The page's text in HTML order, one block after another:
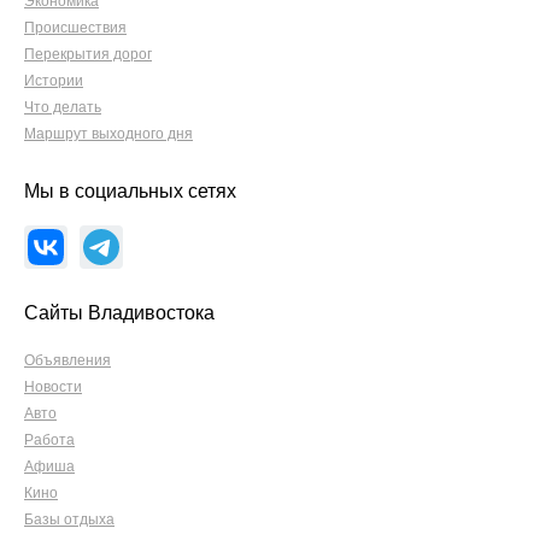
Происшествия
Перекрытия дорог
Истории
Что делать
Маршрут выходного дня
Мы в социальных сетях
Сайты Владивостока
Объявления
Новости
Авто
Работа
Афиша
Кино
Базы отдыха